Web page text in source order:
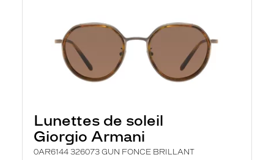
Lunettes de soleil
Giorgio Armani
0AR6144 326073 GUN FONCE BRILLANT